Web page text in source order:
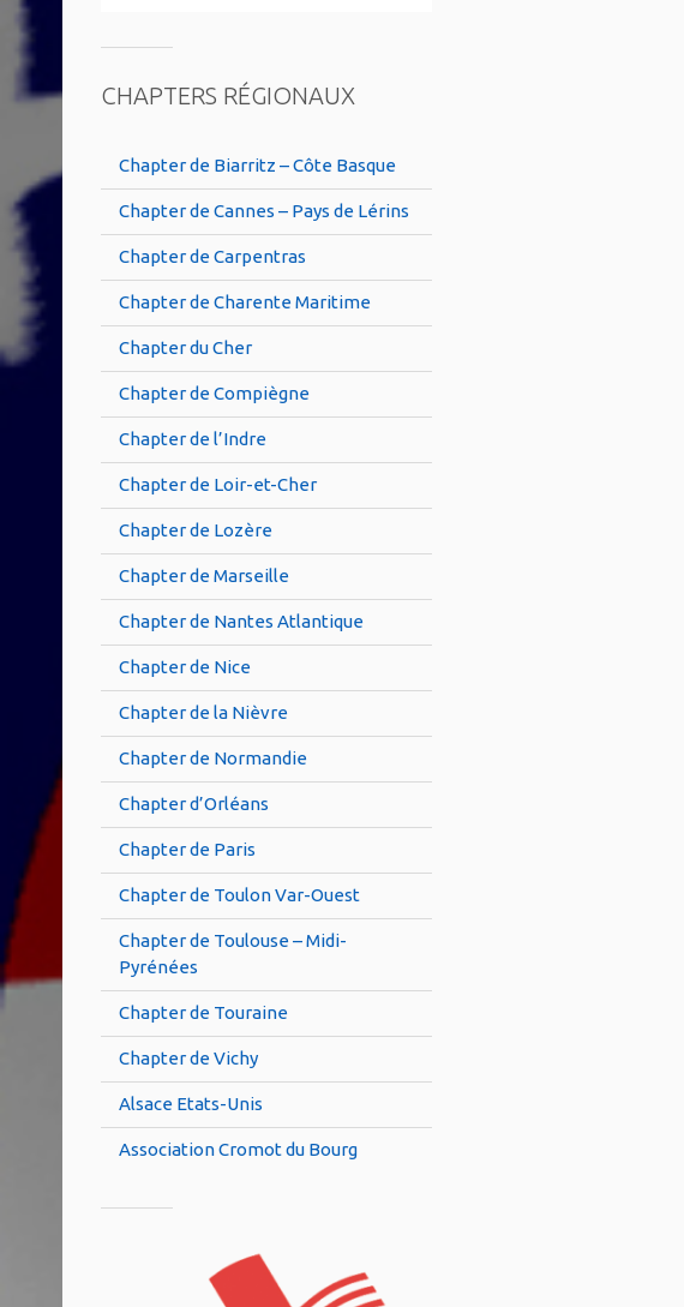
CHAPTERS RÉGIONAUX
Chapter de Biarritz – Côte Basque
Chapter de Cannes – Pays de Lérins
Chapter de Carpentras
Chapter de Charente Maritime
Chapter du Cher
Chapter de Compiègne
Chapter de l’Indre
Chapter de Loir-et-Cher
Chapter de Lozère
Chapter de Marseille
Chapter de Nantes Atlantique
Chapter de Nice
Chapter de la Nièvre
Chapter de Normandie
Chapter d’Orléans
Chapter de Paris
Chapter de Toulon Var-Ouest
Chapter de Toulouse – Midi-
Pyrénées
Chapter de Touraine
Chapter de Vichy
Alsace Etats-Unis
Association Cromot du Bourg